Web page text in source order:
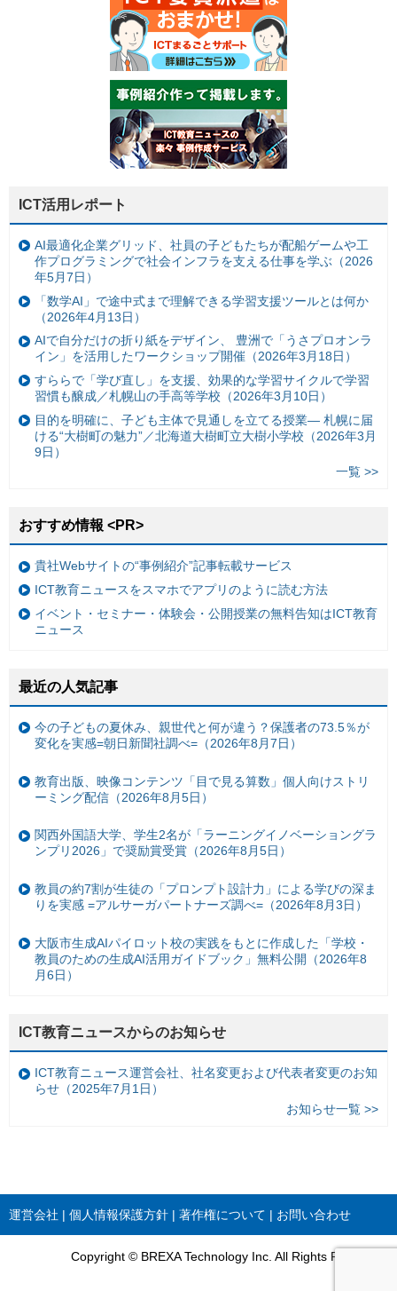
ICT活用レポート
AI最適化企業グリッド、社員の子どもたちが配船ゲームや工
作プログラミングで社会インフラを支える仕事を学ぶ（2026
年5月7日）
「数学AI」で途中式まで理解できる学習支援ツールとは何か
（2026年4月13日）
AIで自分だけの折り紙をデザイン、 豊洲で「うさプロオンラ
イン」を活用したワークショップ開催（2026年3月18日）
すららで「学び直し」を支援、効果的な学習サイクルで学習
習慣も醸成／札幌山の手高等学校（2026年3月10日）
目的を明確に、子ども主体で見通しを立てる授業— 札幌に届
ける“大樹町の魅力”／北海道大樹町立大樹小学校（2026年3月
9日）
一覧 >>
おすすめ情報 <PR>
貴社Webサイトの“事例紹介”記事転載サービス
ICT教育ニュースをスマホでアプリのように読む方法
イベント・セミナー・体験会・公開授業の無料告知はICT教育
ニュース
最近の人気記事
今の子どもの夏休み、親世代と何が違う？保護者の73.5％が
変化を実感=朝日新聞社調べ=（2026年8月7日）
教育出版、映像コンテンツ「目で見る算数」個人向けストリ
ーミング配信（2026年8月5日）
関西外国語大学、学生2名が「ラーニングイノベーショングラ
ンプリ2026」で奨励賞受賞（2026年8月5日）
教員の約7割が生徒の「プロンプト設計力」による学びの深ま
りを実感 =アルサーガパートナーズ調べ=（2026年8月3日）
大阪市生成AIパイロット校の実践をもとに作成した「学校・
教員のための生成AI活用ガイドブック」無料公開（2026年8
月6日）
ICT教育ニュースからのお知らせ
ICT教育ニュース運営会社、社名変更および代表者変更のお知
らせ（2025年7月1日）
お知らせ一覧 >>
運営会社 個人情報保護方針 著作権について お問い合わせ
Copyright © BREXA Technology Inc. All Rights Reserved.